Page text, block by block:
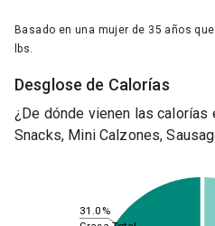
Basado en una mujer de 35 años
lbs.
Desglose de Calorías
¿De dónde vienen las calorías
Snacks, Mini Calzones,
31.0%